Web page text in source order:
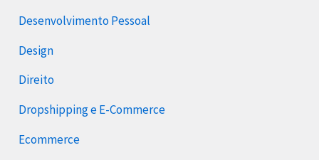
Desenvolvimento Pessoal
Design
Direito
Dropshipping e E-Commerce
Ecommerce